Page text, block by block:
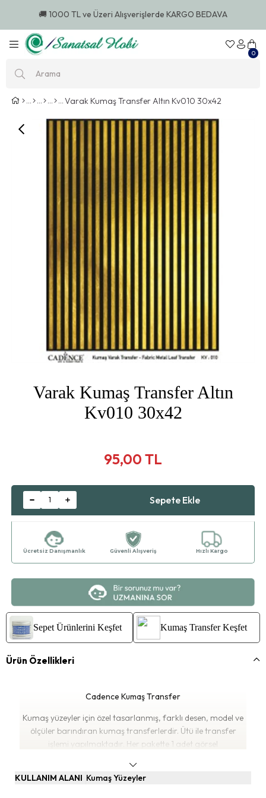
🚚 1000 TL ve Üzeri Alışverişlerde KARGO BEDAVA
0
Varak Kumaş Transfer Altın Kv010 30x42
Varak Kumaş Transfer Altın
Kv010 30x42
95,00 TL
Ücretsiz Danışmanlık Güvenli Alışveriş Hızlı Kargo
Sepet Ürünlerini Keşfet Kumaş Transfer Keşfet
Ürün Özellikleri
Cadence Kumaş Transfer
Kumaş yüzeyler için özel tasarlanmış, farklı desen, model ve
ölçüler barındıran kumaş transferlerdir. Ütü ile transfer
işlemi yapılmaktadır. Her pakette 1 adet görsel
yüzeylerde de sürdürebilirsiniz. Çeşitli desenleri ile tarzınıza
hitap eden modellerde kumaş çanta, tshirt, yastık kılıfı vb.

KULLANIM ALANI Kumaş Yüzeyler